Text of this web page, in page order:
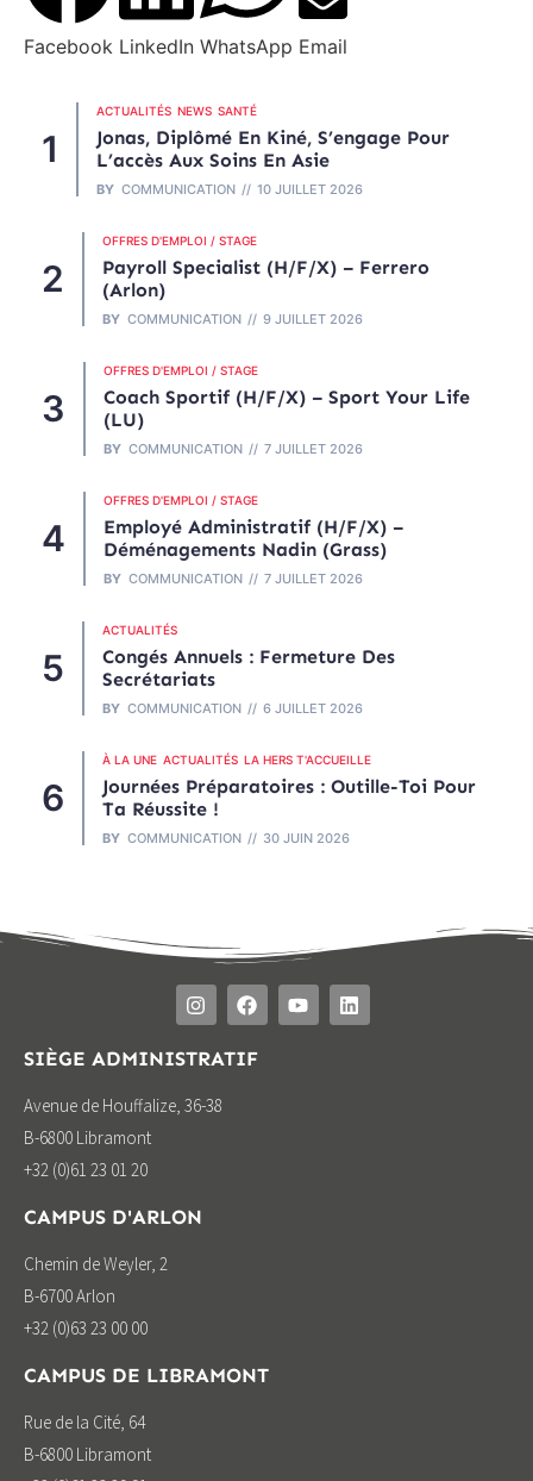
Facebook LinkedIn WhatsApp Email
ACTUALITÉS NEWS SANTÉ
Jonas, Diplômé En Kiné, S’engage Pour
L’accès Aux Soins En Asie
BY COMMUNICATION 10 JUILLET 2026
OFFRES D'EMPLOI / STAGE
Payroll Specialist (H/F/X) – Ferrero
(Arlon)
BY COMMUNICATION 9 JUILLET 2026
OFFRES D'EMPLOI / STAGE
Coach Sportif (H/F/X) – Sport Your Life
(LU)
BY COMMUNICATION 7 JUILLET 2026
OFFRES D'EMPLOI / STAGE
Employé Administratif (H/F/X) –
Déménagements Nadin (Grass)
BY COMMUNICATION 7 JUILLET 2026
ACTUALITÉS
Congés Annuels : Fermeture Des
Secrétariats
BY COMMUNICATION 6 JUILLET 2026
À LA UNE ACTUALITÉS LA HERS T'ACCUEILLE
Journées Préparatoires : Outille-Toi Pour
Ta Réussite !
BY COMMUNICATION 30 JUIN 2026
SIÈGE ADMINISTRATIF
Avenue de Houffalize, 36-38
B-6800 Libramont
+32 (0)61 23 01 20
CAMPUS D'ARLON
Chemin de Weyler, 2
B-6700 Arlon
+32 (0)63 23 00 00
CAMPUS DE LIBRAMONT
Rue de la Cité, 64
B-6800 Libramont